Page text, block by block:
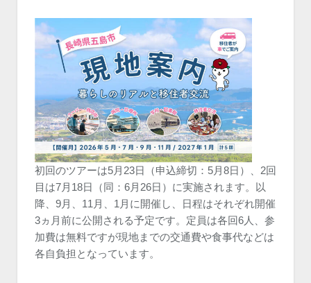
初回のツアーは5月23日（申込締切：5月8日）、2回
目は7月18日（同：6月26日）に実施されます。以
降、9月、11月、1月に開催し、日程はそれぞれ開催
3ヵ月前に公開される予定です。定員は各回6人、参
加費は無料ですが現地までの交通費や食事代などは
各自負担となっています。